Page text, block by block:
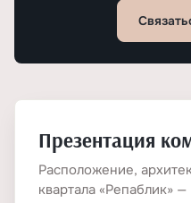
Презентация
Расположение,
квартала «Репаблик»